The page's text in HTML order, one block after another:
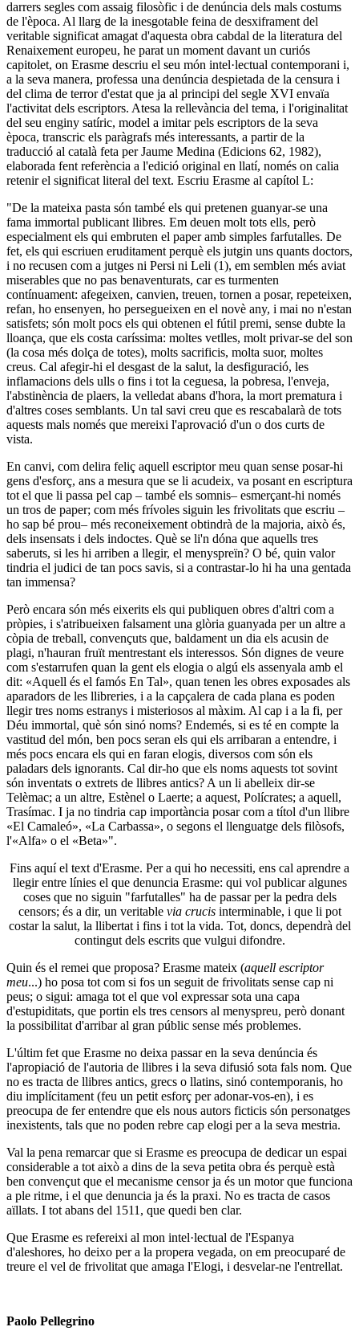
darrers segles com assaig filosòfic i de denúncia dels mals costums
de l'època. Al llarg de la inesgotable feina de desxiframent del
veritable significat amagat d'aquesta obra cabdal de la literatura del
Renaixement europeu, he parat un moment davant un curiós
capitolet, on Erasme descriu el seu món intel·lectual contemporani i,
a la seva manera, professa una denúncia despietada de la censura i
del clima de terror d'estat que ja al principi del segle XVI envaïa
l'activitat dels escriptors. Atesa la rellevància del tema, i l'originalitat
del seu enginy satíric, model a imitar pels escriptors de la seva
època, transcric els paràgrafs més interessants, a partir de la
traducció al català feta per Jaume Medina (Edicions 62, 1982),
elaborada fent referència a l'edició original en llatí, només on calia
retenir el significat literal del text. Escriu Erasme al capítol L:
"De la mateixa pasta són també els qui pretenen guanyar-se una
fama immortal publicant llibres. Em deuen molt tots ells, però
especialment els qui embruten el paper amb simples farfutalles. De
fet, els qui escriuen eruditament perquè els jutgin uns quants doctors,
i no recusen com a jutges ni Persi ni Leli (1), em semblen més aviat
miserables que no pas benaventurats, car es turmenten
contínuament: afegeixen, canvien, treuen, tornen a posar, repeteixen,
refan, ho ensenyen, ho persegueixen en el novè any, i mai no n'estan
satisfets; són molt pocs els qui obtenen el fútil premi, sense dubte la
lloança, que els costa caríssima: moltes vetlles, molt privar-se del son
(la cosa més dolça de totes), molts sacrificis, molta suor, moltes
creus. Cal afegir-hi el desgast de la salut, la desfiguració, les
inflamacions dels ulls o fins i tot la ceguesa, la pobresa, l'enveja,
l'abstinència de plaers, la velledat abans d'hora, la mort prematura i
d'altres coses semblants. Un tal savi creu que es rescabalarà de tots
aquests mals només que mereixi l'aprovació d'un o dos curts de
vista.
En canvi, com delira feliç aquell escriptor meu quan sense posar-hi
gens d'esforç, ans a mesura que se li acudeix, va posant en escriptura
tot el que li passa pel cap – també els somnis– esmerçant-hi només
un tros de paper; com més frívoles siguin les frivolitats que escriu –
ho sap bé prou– més reconeixement obtindrà de la majoria, això és,
dels insensats i dels indoctes. Què se li'n dóna que aquells tres
saberuts, si les hi arriben a llegir, el menyspreïn? O bé, quin valor
tindria el judici de tan pocs savis, si a contrastar-lo hi ha una gentada
tan immensa?
Però encara són més eixerits els qui publiquen obres d'altri com a
pròpies, i s'atribueixen falsament una glòria guanyada per un altre a
còpia de treball, convençuts que, baldament un dia els acusin de
plagi, n'hauran fruït mentrestant els interessos. Són dignes de veure
com s'estarrufen quan la gent els elogia o algú els assenyala amb el
dit: «Aquell és el famós En Tal», quan tenen les obres exposades als
aparadors de les llibreries, i a la capçalera de cada plana es poden
llegir tres noms estranys i misteriosos al màxim. Al cap i a la fi, per
Déu immortal, què són sinó noms? Endemés, si es té en compte la
vastitud del món, ben pocs seran els qui els arribaran a entendre, i
més pocs encara els qui en faran elogis, diversos com són els
paladars dels ignorants. Cal dir-ho que els noms aquests tot sovint
són inventats o extrets de llibres antics? A un li abelleix dir-se
Telèmac; a un altre, Estènel o Laerte; a aquest, Polícrates; a aquell,
Trasímac. I ja no tindria cap importància posar com a títol d'un llibre
«El Camaleó», «La Carbassa», o segons el llenguatge dels filòsofs,
l'«Alfa» o el «Beta»".
Fins aquí el text d'Erasme. Per a qui ho necessiti, ens cal aprendre a
llegir entre línies el que denuncia Erasme: qui vol publicar algunes
coses que no siguin "farfutalles" ha de passar per la pedra dels
censors; és a dir, un veritable via crucisinterminable, i que li pot
costar la salut, la llibertat i fins i tot la vida. Tot, doncs, dependrà del
contingut dels escrits que vulgui difondre.
Quin és el remei que proposa? Erasme mateix (aquell escriptor
meu...) ho posa tot com si fos un seguit de frivolitats sense cap ni
peus; o sigui: amaga tot el que vol expressar sota una capa
d'estupiditats, que portin els tres censors al menyspreu, però donant
la possibilitat d'arribar al gran públic sense més problemes.
L'últim fet que Erasme no deixa passar en la seva denúncia és
l'apropiació de l'autoria de llibres i la seva difusió sota fals nom. Que
no es tracta de llibres antics, grecs o llatins, sinó contemporanis, ho
diu implícitament (feu un petit esforç per adonar-vos-en), i es
preocupa de fer entendre que els nous autors ficticis són personatges
inexistents, tals que no poden rebre cap elogi per a la seva mestria.
Val la pena remarcar que si Erasme es preocupa de dedicar un espai
considerable a tot això a dins de la seva petita obra és perquè està
ben convençut que el mecanisme censor ja és un motor que funciona
a ple ritme, i el que denuncia ja és la praxi. No es tracta de casos
aïllats. I tot abans del 1511, que quedi ben clar.
Que Erasme es refereixi al mon intel·lectual de l'Espanya
d'aleshores, ho deixo per a la propera vegada, on em preocuparé de
treure el vel de frivolitat que amaga l'Elogi, i desvelar-ne l'entrellat.
Paolo Pellegrino